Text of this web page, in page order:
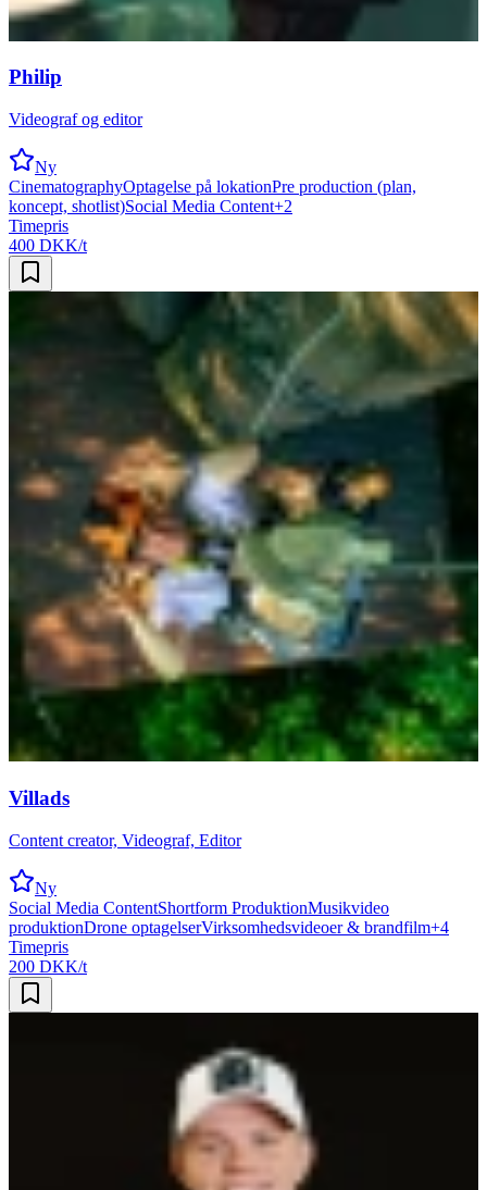
Philip
Videograf og editor
Ny
CinematographyOptagelse på lokationPre production (plan,
koncept, shotlist)Social Media Content+2
Timepris
400 DKK/t
Villads
Content creator, Videograf, Editor
Ny
Social Media ContentShortform ProduktionMusikvideo
produktionDrone optagelserVirksomhedsvideoer & brandfilm+4
Timepris
200 DKK/t